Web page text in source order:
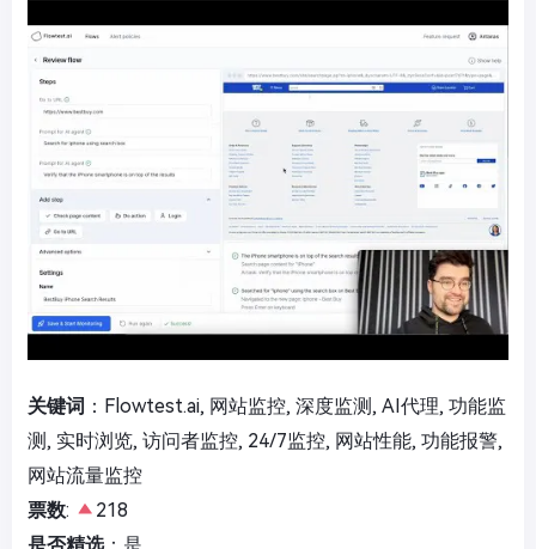
关键词 ：Flowtest.ai, 网站监控, 深度监测, AI代理, 功能监
测, 实时浏览, 访问者监控, 24/7监控, 网站性能, 功能报警,
网站流量监控
票数:
218